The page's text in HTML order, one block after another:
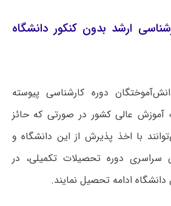
ارشد بدون کنکور دانشگاه
دوره کارشناسی پیوسته
آموزش عالی کشور در صورتی که حائز
با اخذ پذیرش از این دانشگاه و
سراسری دوره تحصیلات تکمیلی، در
ادامه تحصیل نمایند.